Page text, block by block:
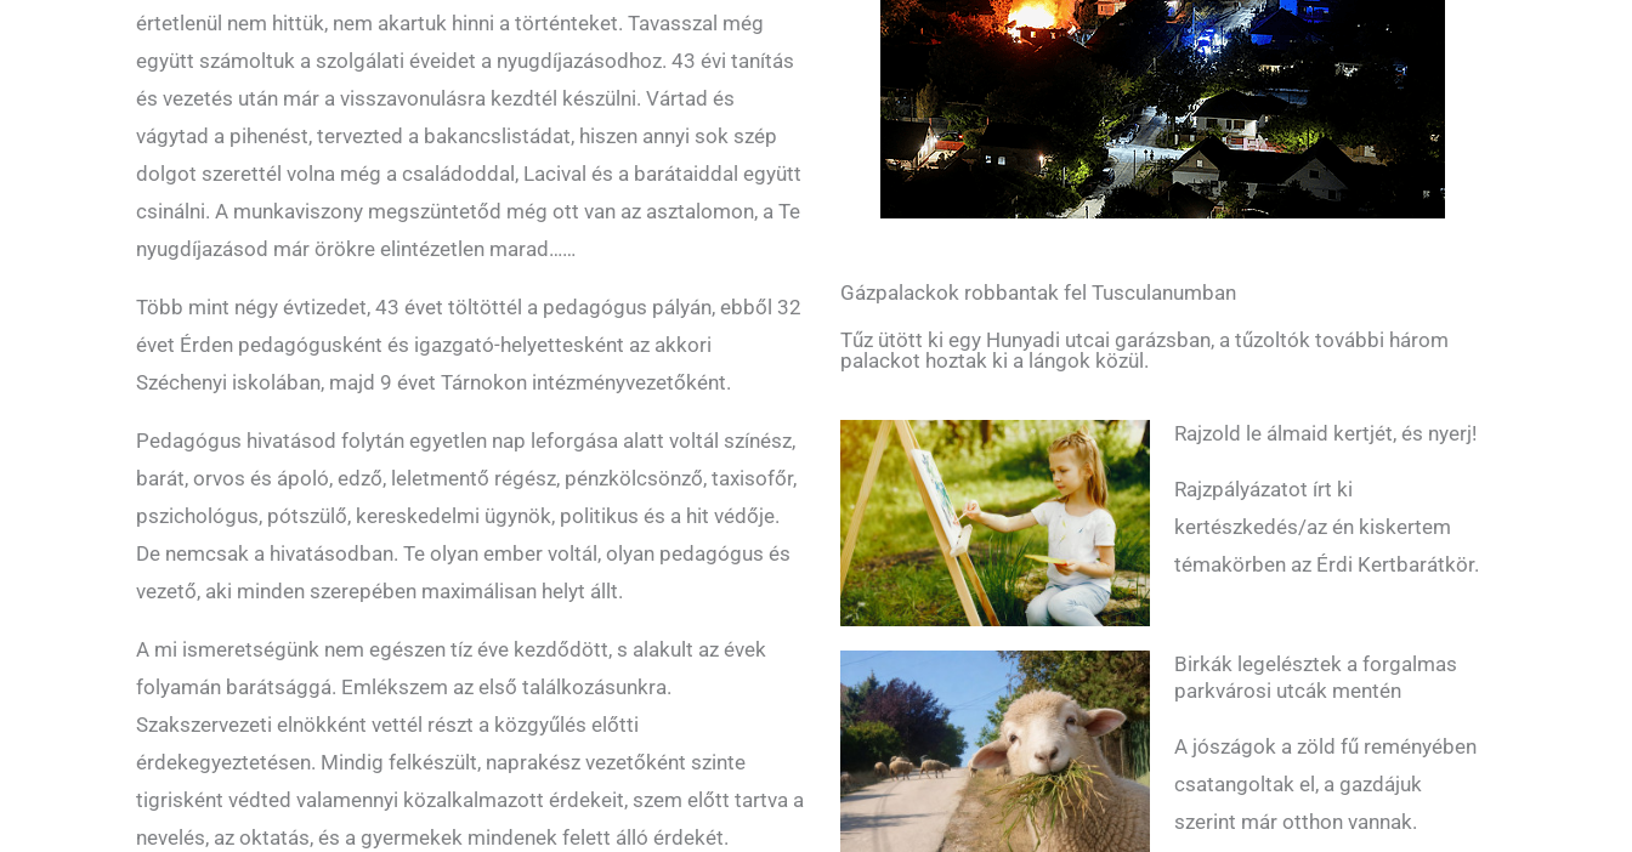
értetlenül nem hittük, nem akartuk hinni a történteket. Tavasszal még
együtt számoltuk a szolgálati éveidet a nyugdíjazásodhoz. 43 évi tanítás
és vezetés után már a visszavonulásra kezdtél készülni. Vártad és
vágytad a pihenést, tervezted a bakancslistádat, hiszen annyi sok szép
dolgot szerettél volna még a családoddal, Lacival és a barátaiddal együtt
csinálni. A munkaviszony megszüntetőd még ott van az asztalomon, a Te
nyugdíjazásod már örökre elintézetlen marad……
Több mint négy évtizedet, 43 évet töltöttél a pedagógus pályán, ebből 32
évet Érden pedagógusként és igazgató-helyettesként az akkori
Széchenyi iskolában, majd 9 évet Tárnokon intézményvezetőként.
Pedagógus hivatásod folytán egyetlen nap leforgása alatt voltál színész,
barát, orvos és ápoló, edző, leletmentő régész, pénzkölcsönző, taxisofőr,
pszichológus, pótszülő, kereskedelmi ügynök, politikus és a hit védője.
De nemcsak a hivatásodban. Te olyan ember voltál, olyan pedagógus és
vezető, aki minden szerepében maximálisan helyt állt.
A mi ismeretségünk nem egészen tíz éve kezdődött, s alakult az évek
folyamán barátsággá. Emlékszem az első találkozásunkra.
Szakszervezeti elnökként vettél részt a közgyűlés előtti
érdekegyeztetésen. Mindig felkészült, naprakész vezetőként szinte
tigrisként védted valamennyi közalkalmazott érdekeit, szem előtt tartva a
nevelés, az oktatás, és a gyermekek mindenek felett álló érdekét.
Gázpalackok robbantak fel Tusculanumban
Tűz ütött ki egy Hunyadi utcai garázsban, a tűzoltók további három
palackot hoztak ki a lángok közül.
Rajzold le álmaid kertjét, és nyerj!
Rajzpályázatot írt ki
kertészkedés/az én kiskertem
témakörben az Érdi Kertbarátkör.
Birkák legelésztek a forgalmas
parkvárosi utcák mentén
A jószágok a zöld fű reményében
csatangoltak el, a gazdájuk
szerint már otthon vannak.